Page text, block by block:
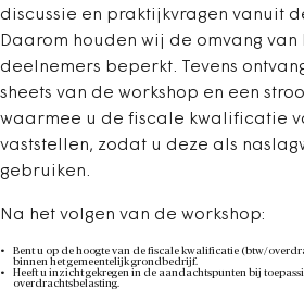
discussie en praktijkvragen vanuit
Daarom houden wij de omvang van
deelnemers beperkt. Tevens
sheets van de workshop en een
waarmee u de fiscale kwalificatie
vaststellen, zodat u deze als
gebruiken.
Na het volgen van de workshop:
Bent u op de hoogte van de fiscale kwalificatie (btw/
binnen het gemeentelijk grondbedrijf.
Heeft u inzicht gekregen in de aandachtspunten bij
overdrachtsbelasting.